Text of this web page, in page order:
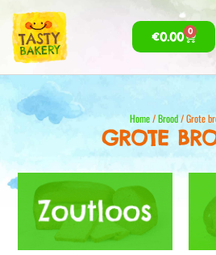
€0.00 0
Home/Brood/ Grote
GROTE